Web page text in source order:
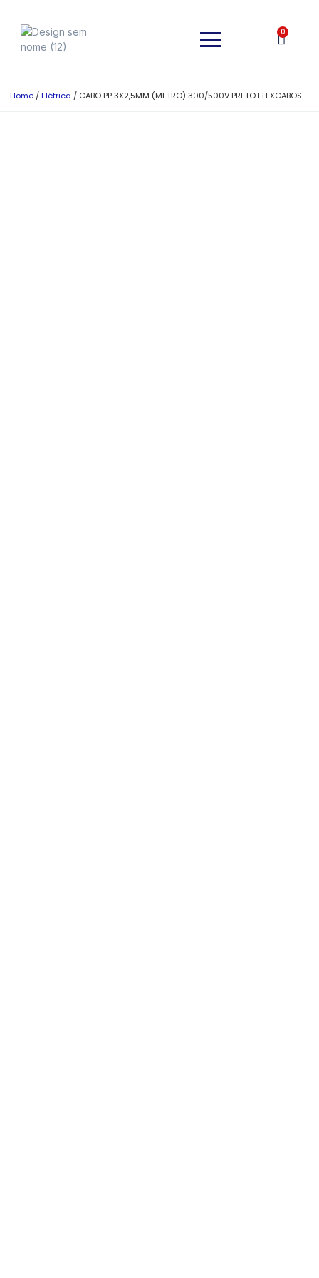
0
Home /Elétrica / CABO PP 3X2,5MM (METRO) 300/500V PRETO FLEXCABOS